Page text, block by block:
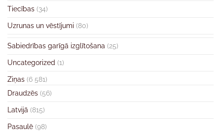
Tiecības (34)
Uzrunas un vēstījumi (80)
Sabiedrības garīgā izglītošana (25)
Uncategorized (1)
Ziņas (6 581)
Draudzēs (56)
Latvijā (815)
Pasaulē (98)